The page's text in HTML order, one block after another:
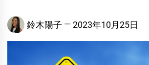
鈴木陽子 2023年10月25日